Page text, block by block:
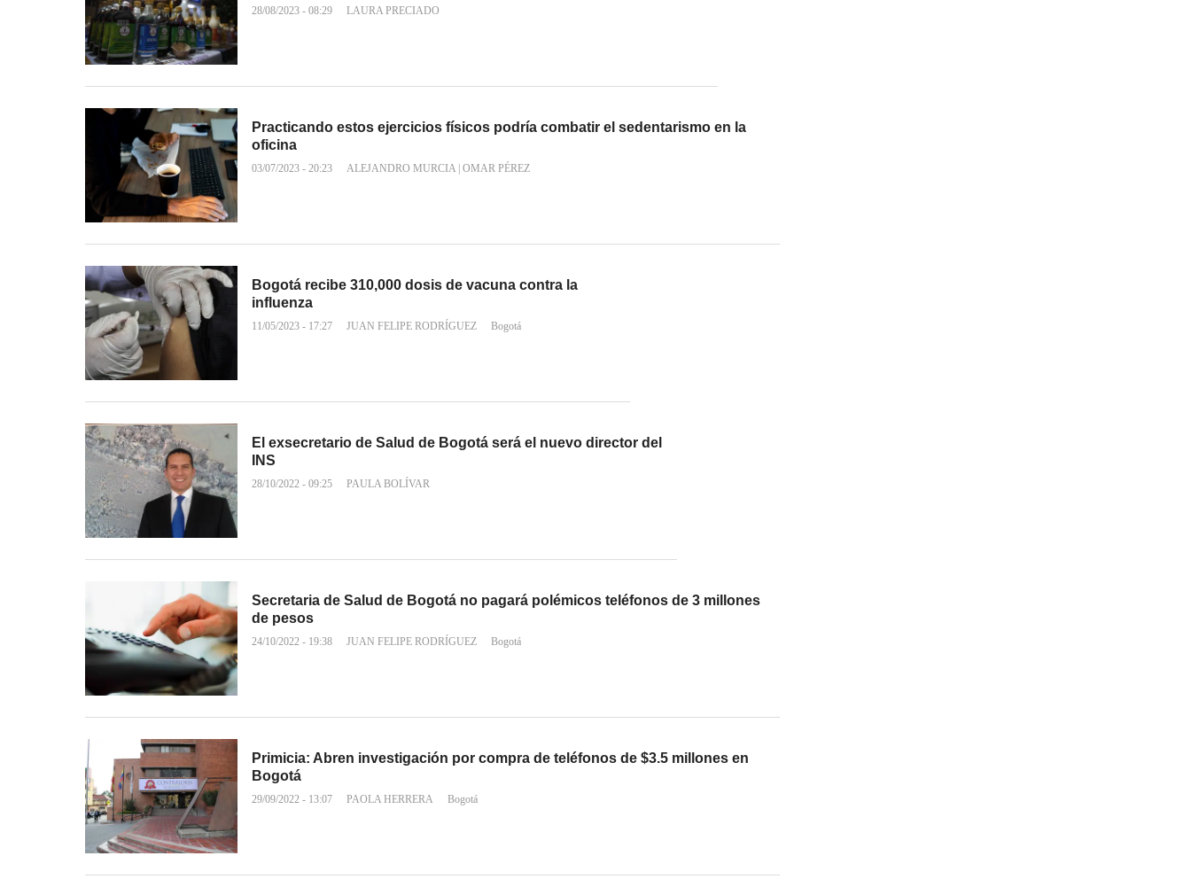
28/08/2023 - 08:29 LAURA PRECIADO
Practicando estos ejercicios físicos podría combatir el sedentarismo en la
oficina
03/07/2023 - 20:23 ALEJANDRO MURCIA OMAR PÉREZ
Bogotá recibe 310,000 dosis de vacuna contra la
influenza
11/05/2023 - 17:27 JUAN FELIPE RODRÍGUEZ Bogotá
El exsecretario de Salud de Bogotá será el nuevo director del
INS
28/10/2022 - 09:25 PAULA BOLÍVAR
Secretaria de Salud de Bogotá no pagará polémicos teléfonos de 3 millones
de pesos
24/10/2022 - 19:38 JUAN FELIPE RODRÍGUEZ Bogotá
Primicia: Abren investigación por compra de teléfonos de $3.5 millones en
Bogotá
29/09/2022 - 13:07 PAOLA HERRERA Bogotá